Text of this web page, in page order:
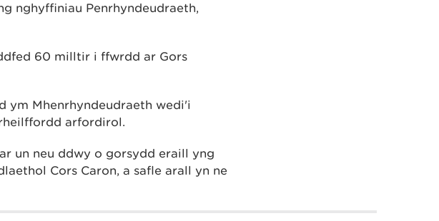
nghyffiniau Penrhyndeudraeth,
60 milltir i ffwrdd ar Gors
ym Mhenrhyndeudraeth wedi'i
arfordirol.
un neu ddwy o gorsydd eraill yng
Cors Caron, a safle arall yn ne